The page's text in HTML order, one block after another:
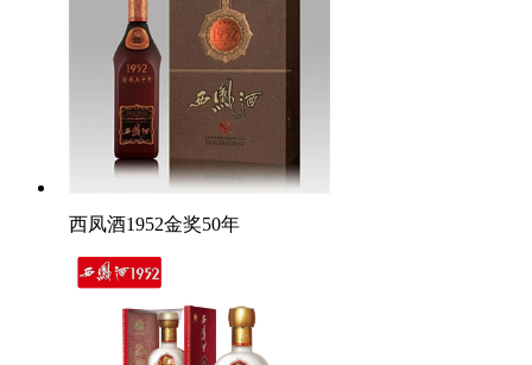
西凤酒1952金奖50年